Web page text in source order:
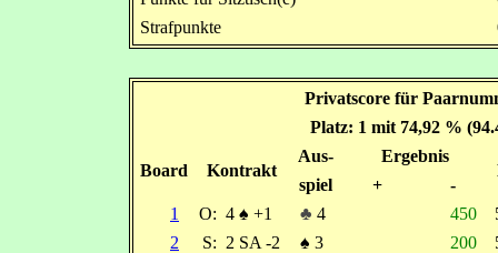
Strafpunkte
Privatscore für
Platz: 1 mit 74,92 %
Board Kontrakt
Aus- Ergebnis
spiel +
-
1
O: 4 ♠ +1 ♣ 4 450
2
S: 2 SA -2 ♠ 3 200